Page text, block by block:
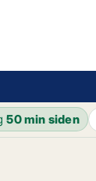
50 min siden